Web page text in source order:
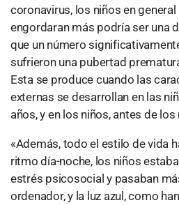
coronavirus, los niños en
engordaran más podría ser una
que un número
sufrieron una pubertad
Esta se produce cuando las
externas se desarrollan en las
años, y en los niños, antes de los
«Además, todo el estilo de vida
ritmo día-noche, los niños
estrés psicosocial y pasaban
ordenador, y la luz azul, como